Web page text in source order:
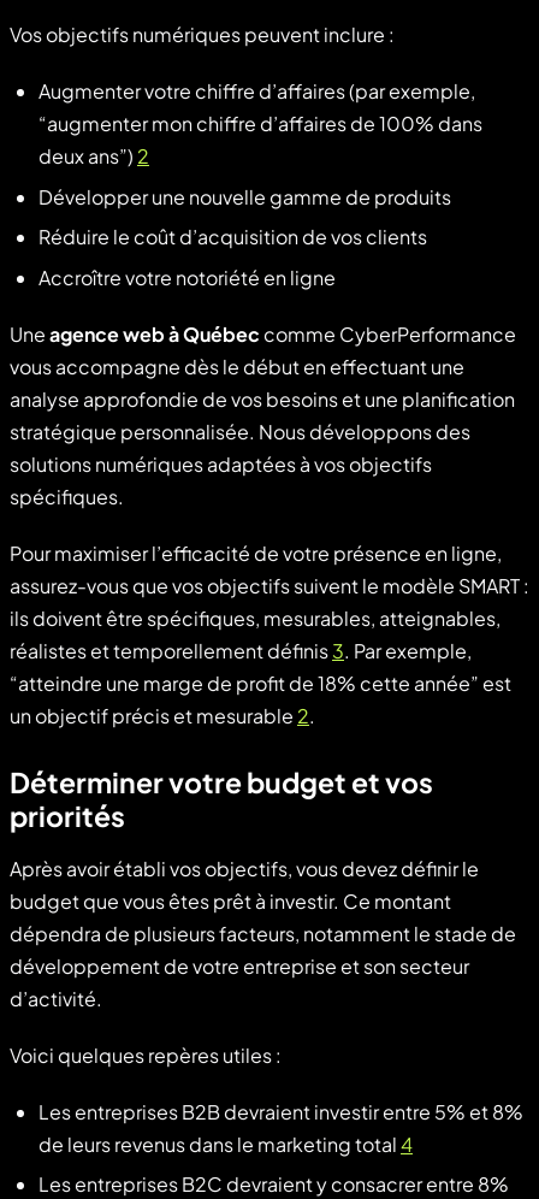
Vos objectifs numériques peuvent inclure :
Augmenter votre chiffre d’affaires (par exemple,
“augmenter mon chiffre d’affaires de 100% dans
deux ans”) 2
Développer une nouvelle gamme de produits
Réduire le coût d’acquisition de vos clients
Accroître votre notoriété en ligne
Uneagence web à Québec comme CyberPerformance
vous accompagne dès le début en effectuant une
analyse approfondie de vos besoins et une planification
stratégique personnalisée. Nous développons des
solutions numériques adaptées à vos objectifs
spécifiques.
Pour maximiser l’efficacité de votre présence en ligne,
assurez-vous que vos objectifs suivent le modèle SMART :
ils doivent être spécifiques, mesurables, atteignables,
réalistes et temporellement définis3. Par exemple,
“atteindre une marge de profit de 18% cette année” est
un objectif précis et mesurable 2.
Déterminer votre budget et vos
priorités
Après avoir établi vos objectifs, vous devez définir le
budget que vous êtes prêt à investir. Ce montant
dépendra de plusieurs facteurs, notamment le stade de
développement de votre entreprise et son secteur
d’activité.
Voici quelques repères utiles :
Les entreprises B2B devraient investir entre 5% et 8%
de leurs revenus dans le marketing total4
Les entreprises B2C devraient y consacrer entre 8%